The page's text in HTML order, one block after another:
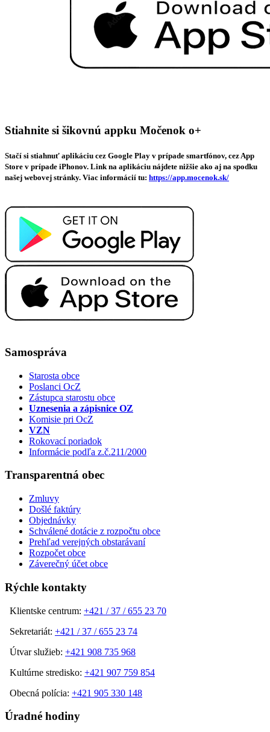
Stiahnite si šikovnú appku Močenok o+
Stačí si stiahnuť aplikáciu cez Google Play v prípade smartfónov, cez App
Store v prípade iPhonov. Link na aplikáciu nájdete nižšie ako aj na spodku
našej webovej stránky. Viac informácií tu: https://app.mocenok.sk/
Samospráva
Starosta obce
Poslanci OcZ
Zástupca starostu obce
Uznesenia a zápisnice OZ
Komisie pri OcZ
VZN
Rokovací poriadok
Informácie podľa z.č.211/2000
Transparentná obec
Zmluvy
Došlé faktúry
Objednávky
Schválené dotácie z rozpočtu obce
Prehľad verejných obstarávaní
Rozpočet obce
Záverečný účet obce
Rýchle kontakty
Klientske centrum: +421 / 37 / 655 23 70
Sekretariát: +421 / 37 / 655 23 74
Útvar služieb: +421 908 735 968
Kultúrne stredisko: +421 907 759 854
Obecná polícia: +421 905 330 148
Úradné hodiny